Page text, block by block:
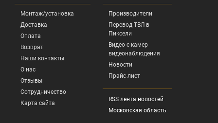
Монтаж/установка
Доставка
Оплата
Возврат
Наши контакты
О нас
Отзывы
Сотрудничество
Карта сайта
Производители
Перевод ТВЛ в
Пиксели
Видео с камер
видеонаблюдения
Новости
Прайс-лист
RSS лента новостей
Московская область